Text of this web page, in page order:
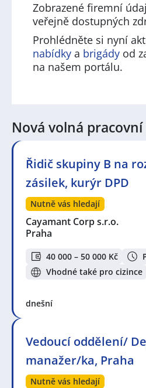
Zobrazené firemní
veřejně dostupných
Prohlédněte si nyní
nabídky a brigády od
na našem portálu.
Nová volná
Řidič skupiny B na
zásilek, kurýr DPD
Nutně vás hledají
Cayamant Corp s.r.o.
Praha
40 000 – 50 000 Kč
Vhodné také pro cizince
dnešní
Vedoucí oddělení/
manažer/ka, Praha
Nutně vás hledají